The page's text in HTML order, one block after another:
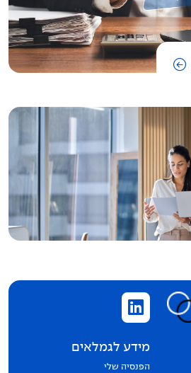
מידע לגמלאים
הפנסיה שלי